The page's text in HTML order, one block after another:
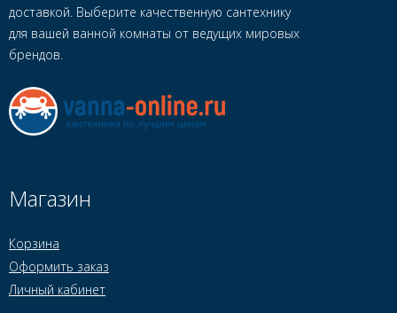
доставкой. Выберите качественную сантехнику
для вашей ванной комнаты от ведущих мировых
брендов.
Магазин
Корзина
Оформить заказ
Личный кабинет